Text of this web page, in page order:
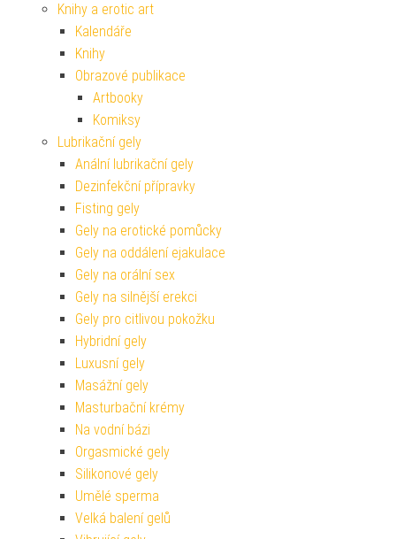
Knihy a erotic art
Kalendáře
Knihy
Obrazové publikace
Artbooky
Komiksy
Lubrikační gely
Anální lubrikační gely
Dezinfekční přípravky
Fisting gely
Gely na erotické pomůcky
Gely na oddálení ejakulace
Gely na orální sex
Gely na silnější erekci
Gely pro citlivou pokožku
Hybridní gely
Luxusní gely
Masážní gely
Masturbační krémy
Na vodní bázi
Orgasmické gely
Silikonové gely
Umělé sperma
Velká balení gelů